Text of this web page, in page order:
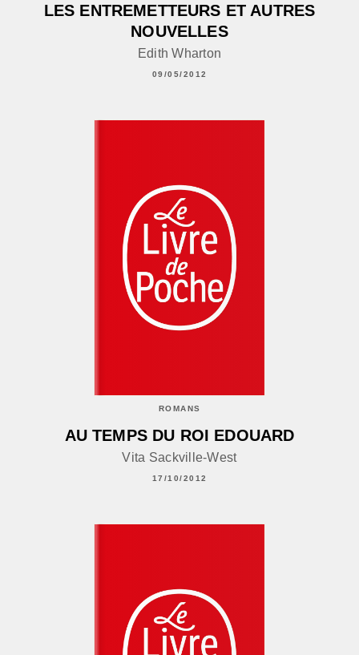
LES ENTREMETTEURS ET AUTRES
NOUVELLES
Edith Wharton
09/05/2012
ROMANS
AU TEMPS DU ROI EDOUARD
Vita Sackville-West
17/10/2012